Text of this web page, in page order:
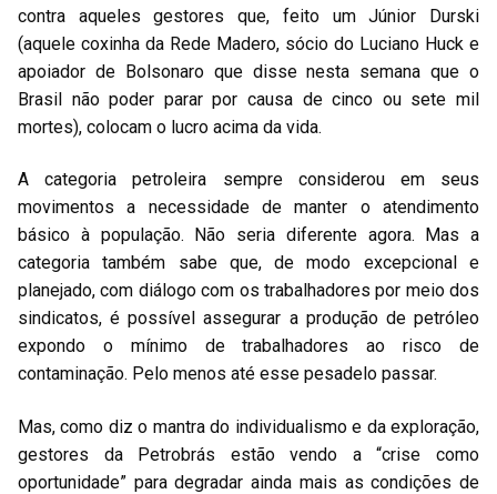
contra aqueles gestores que, feito um Júnior Durski
(aquele coxinha da Rede Madero, sócio do Luciano Huck e
apoiador de Bolsonaro que disse nesta semana que o
Brasil não poder parar por causa de cinco ou sete mil
mortes), colocam o lucro acima da vida.
A categoria petroleira sempre considerou em seus
movimentos a necessidade de manter o atendimento
básico à população. Não seria diferente agora. Mas a
categoria também sabe que, de modo excepcional e
planejado, com diálogo com os trabalhadores por meio dos
sindicatos, é possível assegurar a produção de petróleo
expondo o mínimo de trabalhadores ao risco de
contaminação. Pelo menos até esse pesadelo passar.
Mas, como diz o mantra do individualismo e da exploração,
gestores da Petrobrás estão vendo a “crise como
oportunidade” para degradar ainda mais as condições de